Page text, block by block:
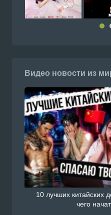
Видео новости из
10 лучших китайских
чего